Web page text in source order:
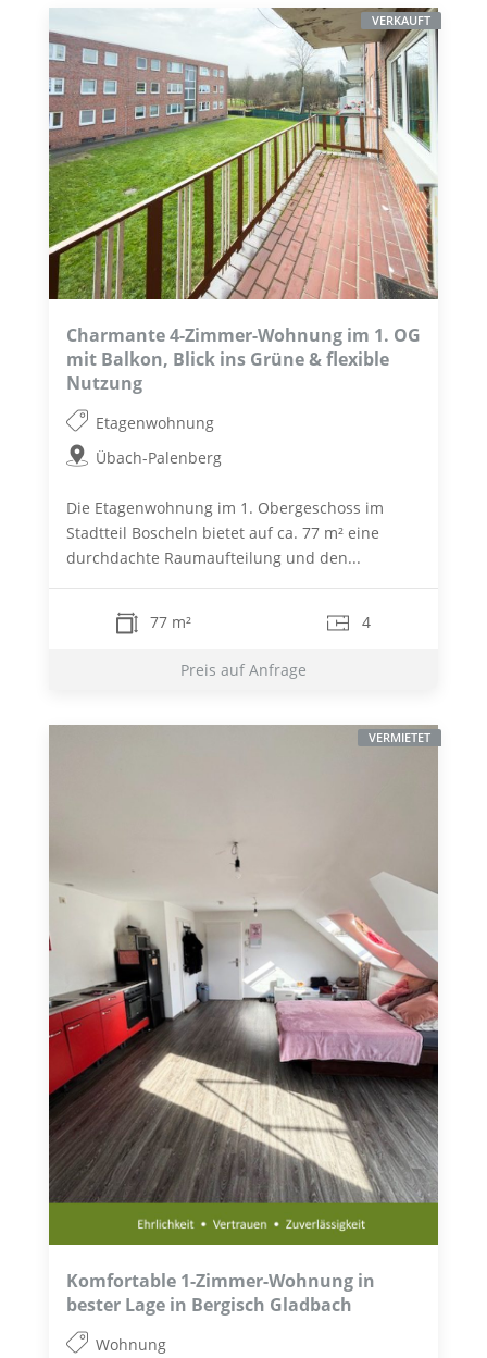
Charmante 4-Zimmer-Wohnung im 1. OG
mit Balkon, Blick ins Grüne & flexible
Nutzung
Etagenwohnung
Übach-Palenberg
Die Etagenwohnung im 1. Obergeschoss im
Stadtteil Boscheln bietet auf ca. 77 m² eine
durchdachte Raumaufteilung und den...
77 m² 4
Preis auf Anfrage
VERKAUFT
Komfortable 1-Zimmer-Wohnung in
bester Lage in Bergisch Gladbach
Wohnung
VERMIETET